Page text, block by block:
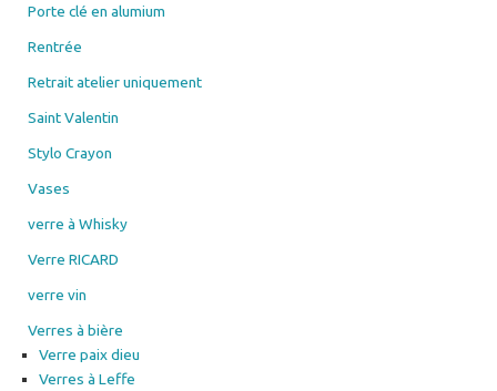
Porte clé en alumium
Rentrée
Retrait atelier uniquement
Saint Valentin
Stylo Crayon
Vases
verre à Whisky
Verre RICARD
verre vin
Verres à bière
Verre paix dieu
Verres à Leffe